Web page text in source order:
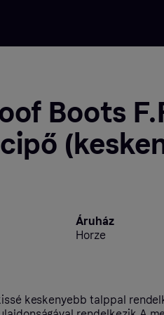
Boots
Áruház
Horze
keskenyebb talppal